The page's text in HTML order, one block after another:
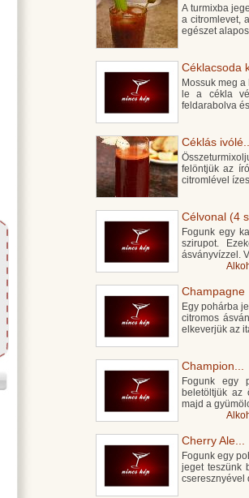
A turmixba
a citromlevet,
egészet
Céklacsoda
Mossuk meg
le a cékla
feldarabolva
Céklás
felöntjük az
citromlével
Célvonal (4
Fogunk egy
szirupot.
ásványvízzel.
Champagne
Egy pohárba
citromos
elkeverjük az
Champion...
Fogunk egy
beletöltjük az
majd a
Cherry Ale...
Fogunk egy
jeget teszünk
cseresznyével